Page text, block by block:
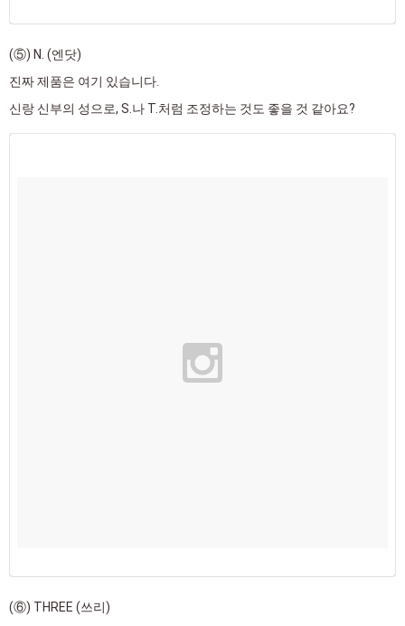
(⑤) N. (엔닷)
진짜 제품은 여기 있습니다.
신랑 신부의 성으로, S.나 T.처럼 조정하는 것도 좋을 것 같아요?
(⑥) THREE (쓰리)